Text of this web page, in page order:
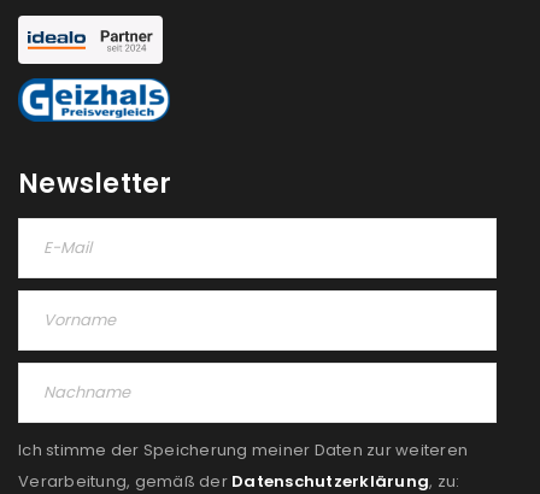
Benutzername oder E-Mail-Adresse
Passwort*
Anmeldeformular geschützt durch
Angemeldet bleiben
REGISTRIEREN
Newsletter
Ich stimme der Speicherung meiner Daten zur weiteren
Verarbeitung, gemäß der Datenschutzerklärung, zu: